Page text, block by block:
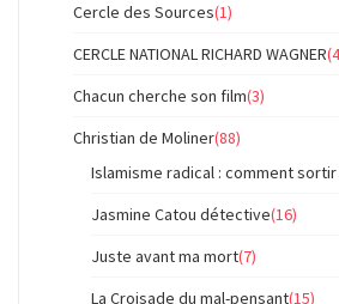
Cercle des Sources(1)
CERCLE NATIONAL RICHARD WAGNER
Chacun cherche son film(3)
Christian de Moliner(88)
Islamisme radical : comment
Jasmine Catou détective(16)
Juste avant ma mort(7)
La Croisade du mal-pensant(15)